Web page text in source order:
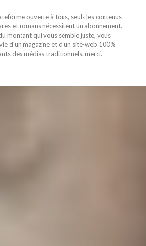
ouverte à tous, seuls les contenus
et romans nécessitent un abonnement.
montant qui vous semble juste, vous
d'un magazine et d'un site-web 100%
des médias traditionnels, merci.